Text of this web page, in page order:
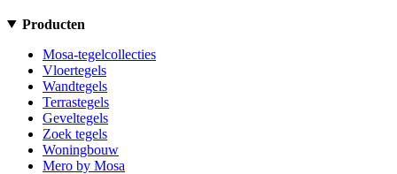
Producten
Mosa-tegelcollecties
Vloertegels
Wandtegels
Terrastegels
Geveltegels
Zoek tegels
Woningbouw
Mero by Mosa